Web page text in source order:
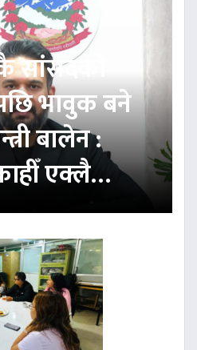
सांसदको
भावुक बने
बालेन :
एक्लै…